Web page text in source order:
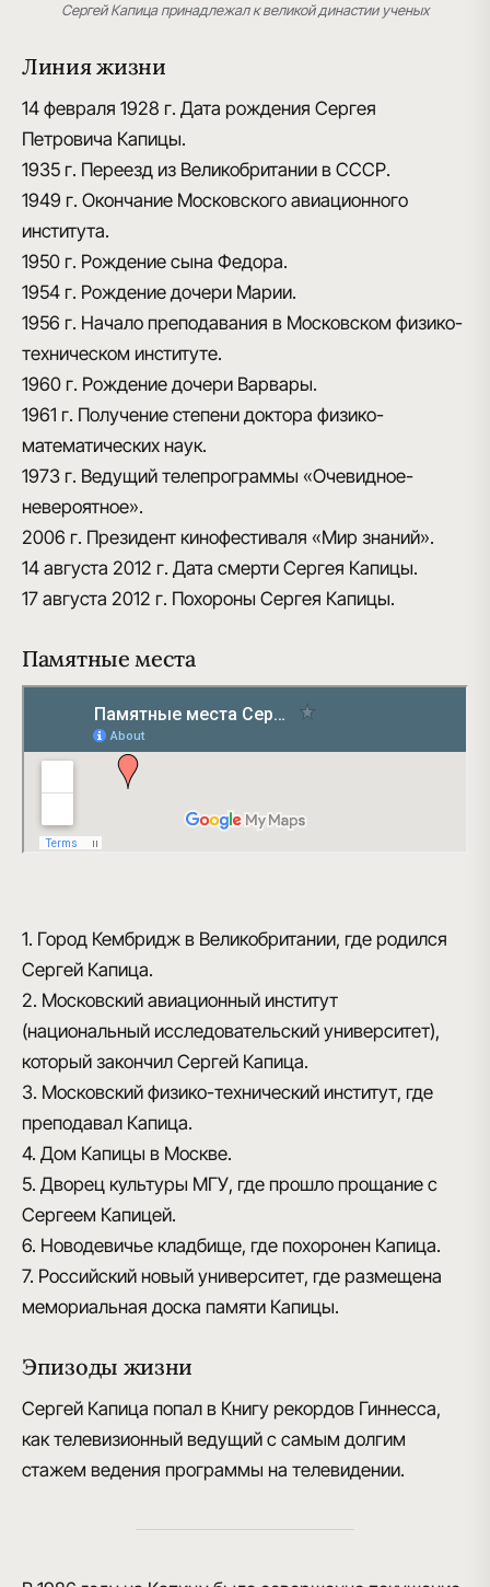
Сергей Капица принадлежал к великой династии ученых
Линия жизни
14 февраля 1928 г. Дата рождения Сергея
Петровича Капицы.
1935 г. Переезд из Великобритании в СССР.
1949 г. Окончание Московского авиационного
института.
1950 г. Рождение сына Федора.
1954 г. Рождение дочери Марии.
1956 г. Начало преподавания в Московском физико-
техническом институте.
1960 г. Рождение дочери Варвары.
1961 г. Получение степени доктора физико-
математических наук.
1973 г. Ведущий телепрограммы «Очевидное-
невероятное».
2006 г. Президент кинофестиваля «Мир знаний».
14 августа 2012 г. Дата смерти Сергея Капицы.
17 августа 2012 г. Похороны Сергея Капицы.
Памятные места
1. Город Кембридж в Великобритании, где родился
Сергей Капица.
2. Московский авиационный институт
(национальный исследовательский университет),
который закончил Сергей Капица.
3. Московский физико-технический институт, где
преподавал Капица.
4. Дом Капицы в Москве.
5. Дворец культуры МГУ, где прошло прощание с
Сергеем Капицей.
6. Новодевичье кладбище, где похоронен Капица.
7. Российский новый университет, где размещена
мемориальная доска памяти Капицы.
Эпизоды жизни
Сергей Капица попал в Книгу рекордов Гиннесса,
как телевизионный ведущий с самым долгим
стажем ведения программы на телевидении.